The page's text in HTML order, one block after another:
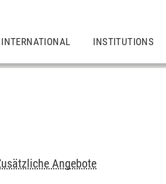
INTERNATIONAL INSTITUTIONS
Angebote